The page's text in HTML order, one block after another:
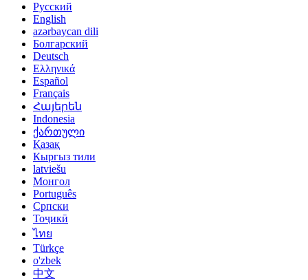
Русский
English
azərbaycan dili
Болгарский
Deutsch
Ελληνικά
Español
Français
Հայերեն
Indonesia
ქართული
Қазақ
Кыргыз тили
latviešu
Монгол
Português
Српски
Тоҷикӣ
ไทย
Türkçe
o'zbek
中文